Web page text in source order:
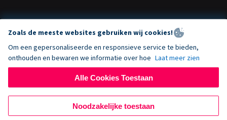
Zoals de meeste websites gebruiken wij cookies!
Om een gepersonaliseerde en responsieve service te bieden,
onthouden en bewaren we informatie over hoe Laat meer zien
Alle Cookies Toestaan
Noodzakelijke toestaan